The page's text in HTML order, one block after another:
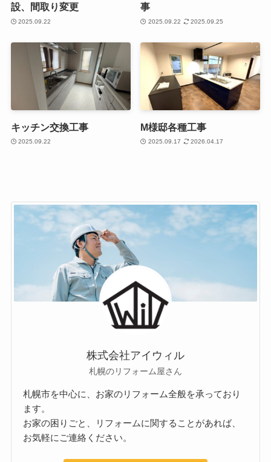
設、間取り変更
2025.09.22
事
2025.09.22 2025.09.25
キッチン交換工事
2025.09.22
M様邸各種工事
2025.09.17 2026.04.17
株式会社アイウィル
札幌のリフォーム屋さん
札幌市を中心に、お家のリフォーム全般を承っており
ます。
お家の困りごと、リフォームに関することがあれば、
お気軽にご連絡ください。